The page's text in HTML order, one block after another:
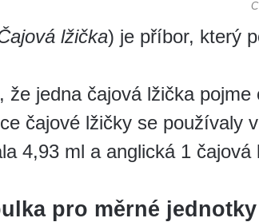
lžička) je příbor, který
že jedna čajová lžička
čajové lžičky se používaly
4,93 ml a anglická 1 čajová
pro měrné